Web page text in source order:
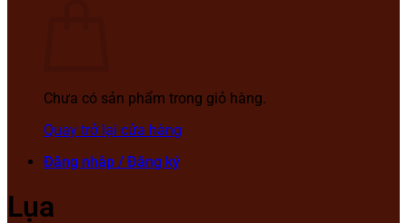
Chưa có sản phẩm trong giỏ hàng.
Quay trở lại cửa hàng
Đăng nhập / Đăng ký
Lụa